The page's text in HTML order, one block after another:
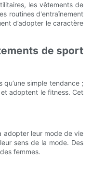
les vêtements de
routines d'entraînement
d’adopter le caractère
de sport
simple tendance ;
adoptent le fitness. Cet
adopter leur mode de vie
sens de la mode. Des
femmes.